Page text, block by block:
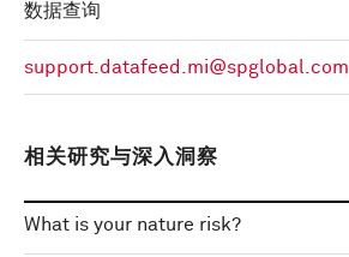
数据查询
support.datafeed.mi@spglobal.com
相关研究与深入洞察
What is your nature risk?